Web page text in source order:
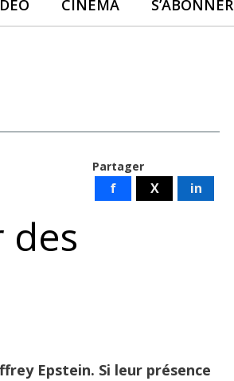
CINÉMA S’ABONNER
Partager
f X in
des
Epstein. Si leur présence